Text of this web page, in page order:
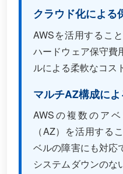
クラウド化による
AWSを活用するこ
ハードウェア保守費
ルによる柔軟なコス
マルチAZ構成に
AWSの複数のア
（AZ）を活用する
ベルの障害にも対応
システムダウンのな